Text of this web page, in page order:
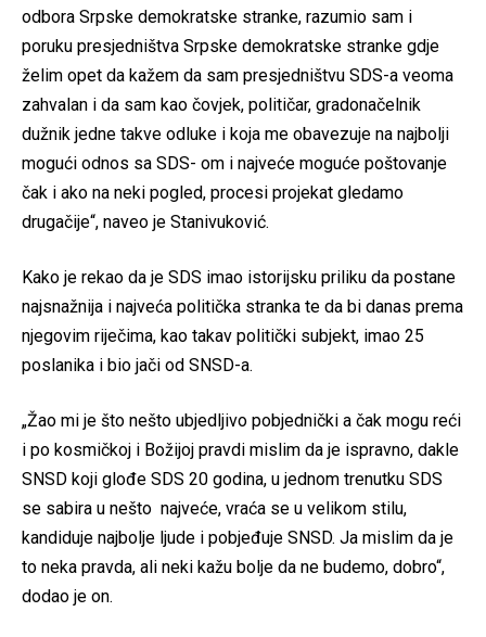
odbora Srpske demokratske stranke, razumio sam i
poruku presjedništva Srpske demokratske stranke gdje
želim opet da kažem da sam presjedništvu SDS-a veoma
zahvalan i da sam kao čovjek, političar, gradonačelnik
dužnik jedne takve odluke i koja me obavezuje na najbolji
mogući odnos sa SDS- om i najveće moguće poštovanje
čak i ako na neki pogled, procesi projekat gledamo
drugačije“, naveo je Stanivuković.
Kako je rekao da je SDS imao istorijsku priliku da postane
najsnažnija i najveća politička stranka te da bi danas prema
njegovim riječima, kao takav politički subjekt, imao 25
poslanika i bio jači od SNSD-a.
„Žao mi je što nešto ubjedljivo pobjednički a čak mogu reći
i po kosmičkoj i Božijoj pravdi mislim da je ispravno, dakle
SNSD koji glođe SDS 20 godina, u jednom trenutku SDS
se sabira u nešto najveće, vraća se u velikom stilu,
kandiduje najbolje ljude i pobjeđuje SNSD. Ja mislim da je
to neka pravda, ali neki kažu bolje da ne budemo, dobro“,
dodao je on.